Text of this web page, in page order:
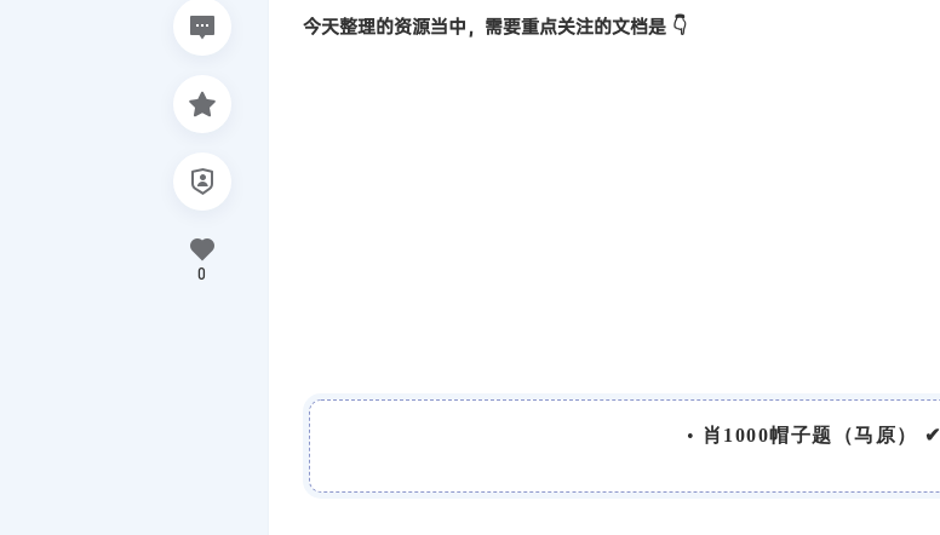
今天整理的资源当中，需要重点关注的文档是 👇
• 肖1000帽子题（马原） ✔
0